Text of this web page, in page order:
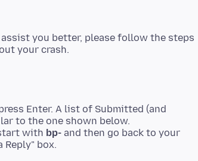
you better, please follow the steps
Enter. A list of Submitted (and
to the one shown below.
with bp- and then go back to your
box.